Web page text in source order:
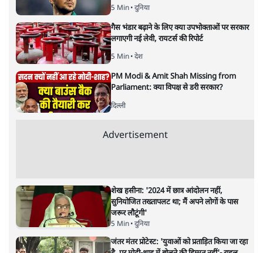
भारत–यूरोप संवाद: दूरदर्शी रणनीति या
हालात से उपजा मोड़?
विश्लेषण| सतीश झा| 29 JAN, 2026
भारत ईयू मुक्त व्यापार समझौताः ईयू अध्यक्ष उर्सुला वॉन डेर लेयेन और
पीएम मोदी
सतीश झा
भारत-यूरोपीय संघ मुक्त व्यापार समझौताः क्या यूरोप की ओर भारत
का झुकाव एक लंबा रणनीतिक नज़रिया है या वैश्विक दबावों और
अमेरिकी अनिश्चितता की वजह से उठाया गया एक कदम है? वरिष्ठ
पत्रकार सतीश झा का आकलनः